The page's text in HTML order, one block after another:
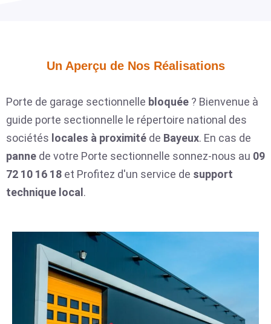
Un Aperçu de Nos Réalisations​
Porte de garage sectionnelle bloquée ? Bienvenue à
guide porte sectionnelle le répertoire national des
sociétés locales à proximité de Bayeux. En cas de
panne de votre Porte sectionnelle sonnez-nous au 09
72 10 16 18 et Profitez d'un service de support
technique local .